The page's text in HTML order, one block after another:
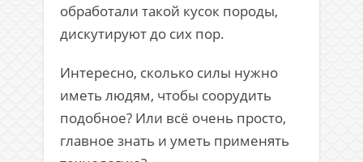
обработали такой кусок породы,
дискутируют до сих пор.
Интересно, сколько силы нужно
иметь людям, чтобы соорудить
подобное? Или всё очень просто,
главное знать и уметь применять